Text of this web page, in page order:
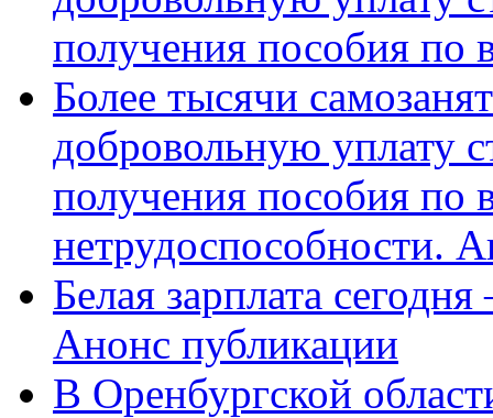
получения пособия по
Более тысячи
добровольную уплату
получения пособия по
нетрудоспособности.
Белая зарплата
Анонс публикации
В Оренбургской